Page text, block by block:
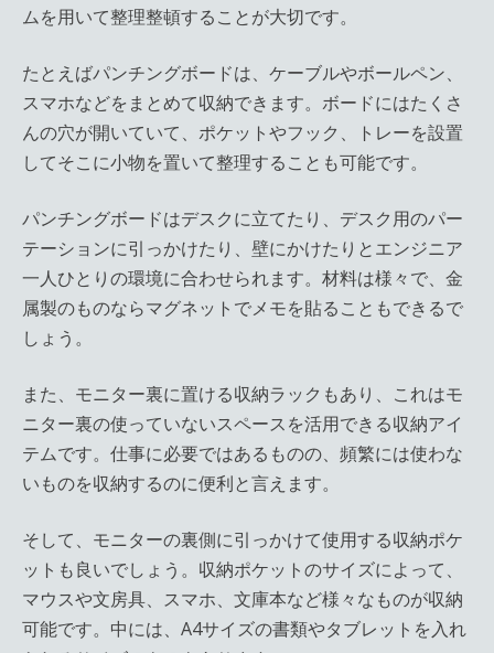
ムを用いて整理整頓することが大切です。
たとえばパンチングボードは、ケーブルやボールペン、
スマホなどをまとめて収納できます。ボードにはたくさ
んの穴が開いていて、ポケットやフック、トレーを設置
してそこに小物を置いて整理することも可能です。
パンチングボードはデスクに立てたり、デスク用のパー
テーションに引っかけたり、壁にかけたりとエンジニア
一人ひとりの環境に合わせられます。材料は様々で、金
属製のものならマグネットでメモを貼ることもできるで
しょう。
また、モニター裏に置ける収納ラックもあり、これはモ
ニター裏の使っていないスペースを活用できる収納アイ
テムです。仕事に必要ではあるものの、頻繁には使わな
いものを収納するのに便利と言えます。
そして、モニターの裏側に引っかけて使用する収納ポケ
ットも良いでしょう。収納ポケットのサイズによって、
マウスや文房具、スマホ、文庫本など様々なものが収納
可能です。中には、A4サイズの書類やタブレットを入れ